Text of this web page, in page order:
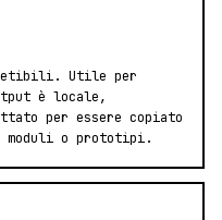
Utile per
è locale,
per essere copiato
moduli o prototipi.